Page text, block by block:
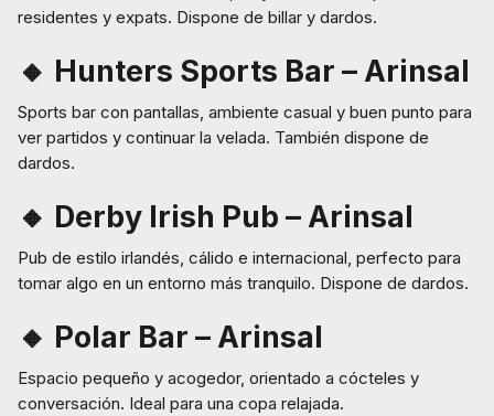
residentes y expats. Dispone de billar y dardos.
🔸 Hunters Sports Bar – Arinsal
Sports bar con pantallas, ambiente casual y buen punto para
ver partidos y continuar la velada. También dispone de
dardos.
🔸 Derby Irish Pub – Arinsal
Pub de estilo irlandés, cálido e internacional, perfecto para
tomar algo en un entorno más tranquilo. Dispone de dardos.
🔸 Polar Bar – Arinsal
Espacio pequeño y acogedor, orientado a cócteles y
conversación. Ideal para una copa relajada.